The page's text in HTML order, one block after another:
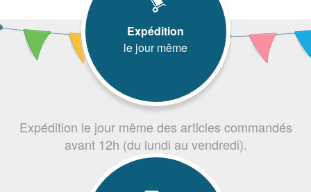
Expédition
le jour même
Expédition le jour même des articles commandés
avant 12h (du lundi au vendredi).